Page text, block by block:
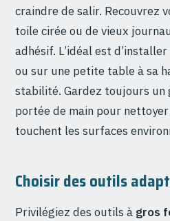
craindre de salir. Recouvrez
toile cirée ou de vieux
adhésif. L’idéal est
ou sur une petite table à sa
stabilité. Gardez toujours
portée de main pour
touchent les surfaces
Choisir des outils
Privilégiez des outils à gros